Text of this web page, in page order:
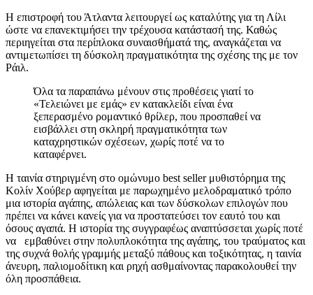
Η επιστροφή του Άτλαντα λειτουργεί ως καταλύτης για τη Λίλι
ώστε να επανεκτιμήσει την τρέχουσα κατάστασή της. Καθώς
περιηγείται στα περίπλοκα συναισθήματά της, αναγκάζεται να
αντιμετωπίσει τη δύσκολη πραγματικότητα της σχέσης της με τον
Ράιλ.
Όλα τα παραπάνω μένουν στις προθέσεις γιατί το
«Τελειώνει με εμάς» εν κατακλείδι είναι ένα
ξεπερασμένο ρομαντικό θρίλερ, που προσπαθεί να
εισβάλλει στη σκληρή πραγματικότητα των
καταχρηστικών σχέσεων, χωρίς ποτέ να το
καταφέρνει.
Η ταινία στηριγμένη στο ομώνυμο best seller μυθιστόρημα της
Κολίν Χούβερ αφηγείται με παρωχημένο μελοδραματικό τρόπο
μια ιστορία αγάπης, απώλειας και των δύσκολων επιλογών που
πρέπει να κάνει κανείς για να προστατεύσει τον εαυτό του και
όσους αγαπά. Η ιστορία της συγγραφέως αναπτύσσεται χωρίς ποτέ
να εμβαθύνει στην πολυπλοκότητα της αγάπης, του τραύματος και
της συχνά θολής γραμμής μεταξύ πάθους και τοξικότητας, η ταινία
άνευρη, παλιομοδίτικη και ρηχή ασθμαίνοντας παρακολουθεί την
όλη προσπάθεια.